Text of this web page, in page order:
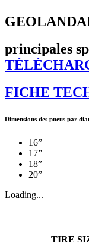
principales
FICHE
Dimensions des pneus par
16”
17”
18”
20”
Loading...
TIRE